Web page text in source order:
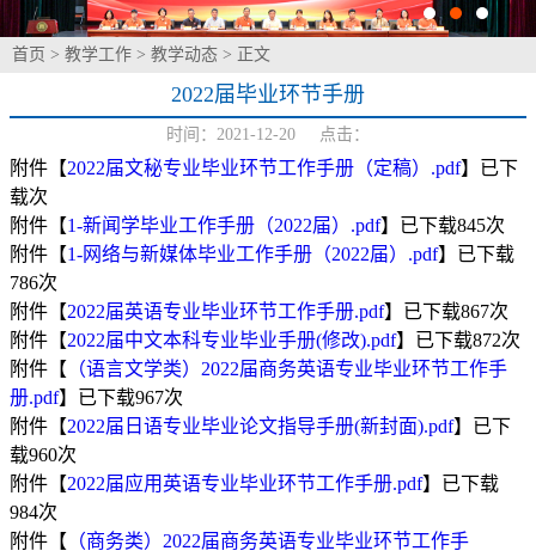
首页 > 教学工作 > 教学动态 > 正文
2022届毕业环节手册
时间：2021-12-20 点击：
附件【2022届文秘专业毕业环节工作手册（定稿）.pdf】已下
载次
附件【1-新闻学毕业工作手册（2022届）.pdf】已下载845次
附件【1-网络与新媒体毕业工作手册（2022届）.pdf】已下载
786次
附件【2022届英语专业毕业环节工作手册.pdf】已下载867次
附件【2022届中文本科专业毕业手册(修改).pdf】已下载872次
附件【 （语言文学类）2022届商务英语专业毕业环节工作手
册.pdf】已下载967次
附件【2022届日语专业毕业论文指导手册(新封面).pdf】已下
载960次
附件【2022届应用英语专业毕业环节工作手册.pdf】已下载
984次
附件【 （商务类）2022届商务英语专业毕业环节工作手